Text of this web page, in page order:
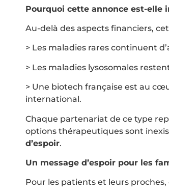
Pourquoi cette annonce est-elle
Au-delà des aspects financiers,
> Les maladies rares continuent
> Les maladies lysosomales
> Une biotech française est au
international.
Chaque partenariat de ce type
options thérapeutiques sont
d’espoir.
Un message d’espoir pour les
Pour les patients et leurs